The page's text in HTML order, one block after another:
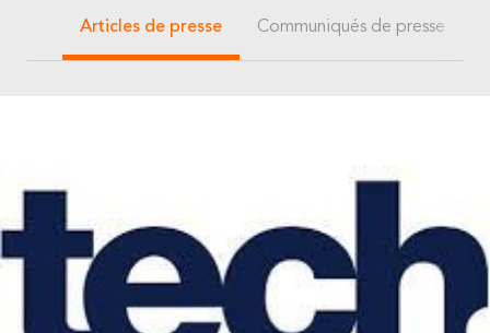
Articles de presse Communiqués de presse